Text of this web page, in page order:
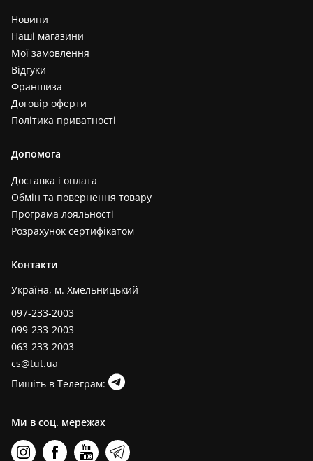
Новини
Наші магазини
Мої замовлення
Відгуки
Франшиза
Договір оферти
Політика приватності
Допомога
Доставка і оплата
Обмін та повернення товару
Програма лояльності
Розрахунок сертифікатом
Контакти
Україна, м. Хмельницький
097-233-2003
099-233-2003
063-233-2003
cs@tut.ua
Пишіть в Телеграм:
Ми в соц. мережах